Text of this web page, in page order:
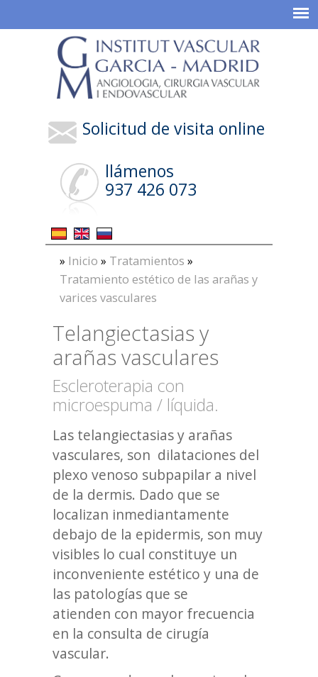
Solicitud de visita online
llámenos
937 426 073
» Inicio » Tratamientos »
Tratamiento estético de las arañas y
varices vasculares
Telangiectasias y
arañas vasculares
Escleroterapia con
microespuma / líquida.
Las telangiectasias y arañas
vasculares, son dilataciones del
plexo venoso subpapilar a nivel
de la dermis. Dado que se
localizan inmediantamente
debajo de la epidermis, son muy
visibles lo cual constituye un
inconveniente estético y una de
las patologías que se
atienden con mayor frecuencia
en la consulta de cirugía
vascular.